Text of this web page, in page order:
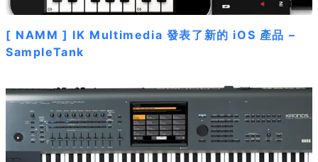
[ NAMM ] IK Multimedia 發表了新的 iOS 產品 –
SampleTank